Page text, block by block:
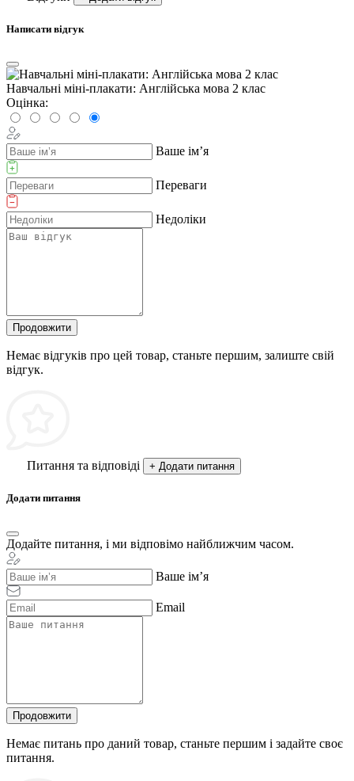
Написати відгук
Навчальні міні-плакати: Англійська мова 2 клас
Оцінка:
Ваше ім’я
Переваги
Недоліки
Продовжити
Немає відгуків про цей товар, станьте першим, залиште свій
відгук.
Питання та відповіді + Додати питання
Додати питання
Додайте питання, і ми відповімо найближчим часом.
Ваше ім’я
Email
Продовжити
Немає питань про даний товар, станьте першим і задайте своє
питання.